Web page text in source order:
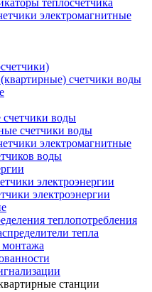
теплосчетчика
электромагнитные
счетчики воды
счетчики воды
счетчики воды
электромагнитные
воды
электроэнергии
электроэнергии
теплопотребления
тепла
станции